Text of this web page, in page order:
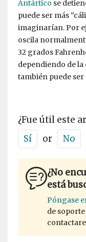
Antártico se
puede ser más
imaginarían. Por
oscila
32 grados
dependiendo de
también puede
¿Fue útil este
Sí
or No
¿No
está
Póngase
de